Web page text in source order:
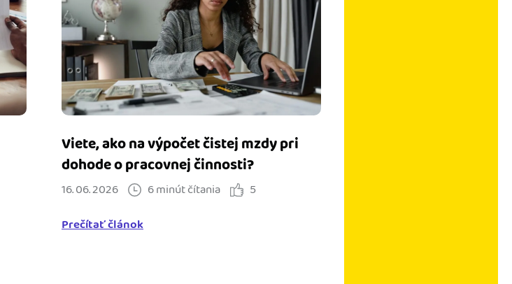
Viete, ako na výpočet čistej mzdy pri
dohode o pracovnej činnosti?
16. 06. 2026 6 minút čítania
5
Prečítať článok